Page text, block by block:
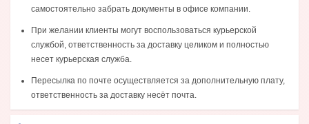
самостоятельно забрать документы в офисе компании.
При желании клиенты могут воспользоваться курьерской
службой, ответственность за доставку целиком и полностью
несет курьерская служба.
Пересылка по почте осуществляется за дополнительную плату,
ответственность за доставку несёт почта.